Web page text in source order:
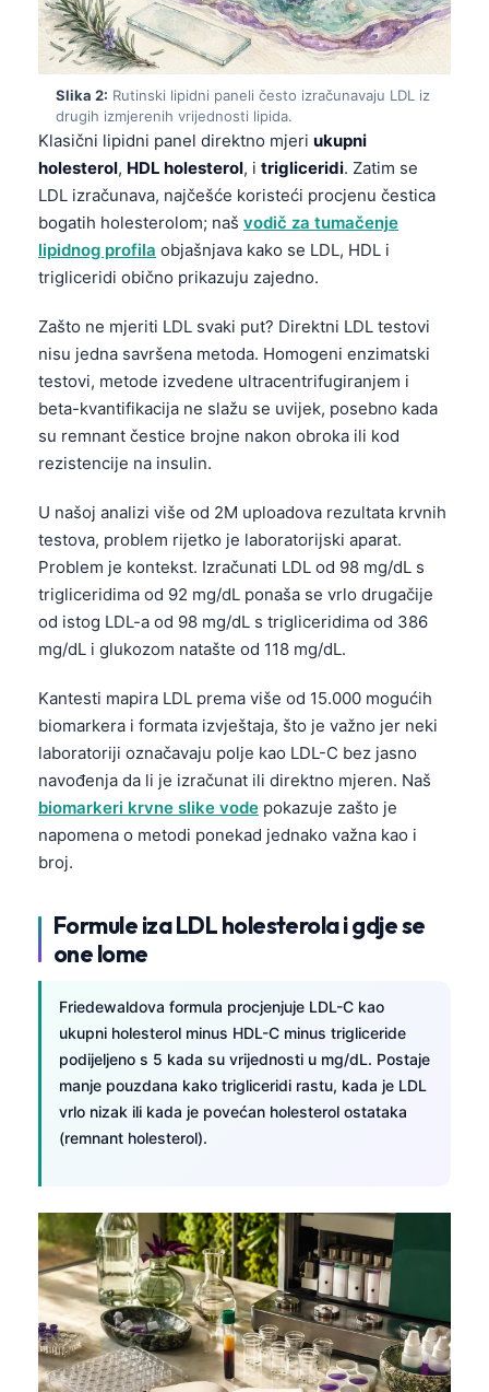
Slika 2: Rutinski lipidni paneli često izračunavaju LDL iz
drugih izmjerenih vrijednosti lipida.
Klasični lipidni panel direktno mjeri ukupni
holesterol, HDL holesterol, i trigliceridi. Zatim se
LDL izračunava, najčešće koristeći procjenu čestica
bogatih holesterolom; naš vodič za tumačenje
lipidnog profila objašnjava kako se LDL, HDL i
trigliceridi obično prikazuju zajedno.
Zašto ne mjeriti LDL svaki put? Direktni LDL testovi
nisu jedna savršena metoda. Homogeni enzimatski
testovi, metode izvedene ultracentrifugiranjem i
beta-kvantifikacija ne slažu se uvijek, posebno kada
su remnant čestice brojne nakon obroka ili kod
rezistencije na insulin.
U našoj analizi više od 2M uploadova rezultata krvnih
testova, problem rijetko je laboratorijski aparat.
Problem je kontekst. Izračunati LDL od 98 mg/dL s
trigliceridima od 92 mg/dL ponaša se vrlo drugačije
od istog LDL-a od 98 mg/dL s trigliceridima od 386
mg/dL i glukozom natašte od 118 mg/dL.
Kantesti mapira LDL prema više od 15.000 mogućih
biomarkera i formata izvještaja, što je važno jer neki
laboratoriji označavaju polje kao LDL-C bez jasno
navođenja da li je izračunat ili direktno mjeren. Naš
biomarkeri krvne slike vode pokazuje zašto je
napomena o metodi ponekad jednako važna kao i
broj.
Formule iza LDL holesterola i gdje se
one lome
Friedewaldova formula procjenjuje LDL-C kao
ukupni holesterol minus HDL-C minus trigliceride
podijeljeno s 5 kada su vrijednosti u mg/dL. Postaje
manje pouzdana kako trigliceridi rastu, kada je LDL
vrlo nizak ili kada je povećan holesterol ostataka
(remnant holesterol).